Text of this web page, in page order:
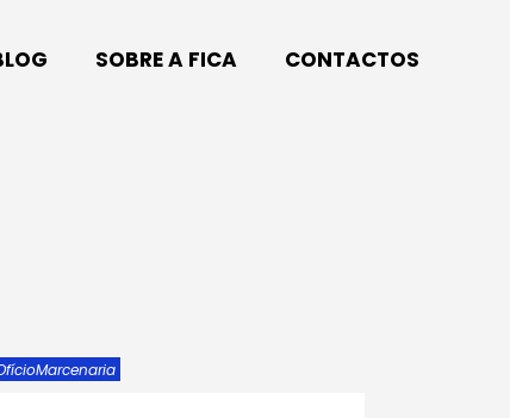
SOBRE A FICA CONTACTOS
Marcenaria